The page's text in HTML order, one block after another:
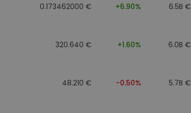
0.173462000 € +6.90% 6.5B €
320.640 € +1.60% 6.0B €
48.210 € -0.50% 5.7B €